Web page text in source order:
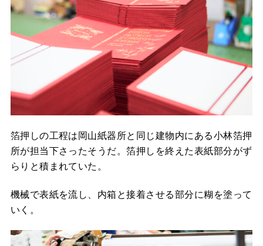
箔押しの工程は岡山紙器所と同じ建物内にある小林箔押
所が担当下さったそうだ。箔押しを終えた表紙部分がず
らりと積まれていた。
機械で表紙を流し、内箱と接着させる部分に糊を塗って
いく。